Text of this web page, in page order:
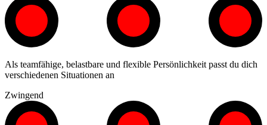
Als teamfähige, belastbare und flexible Persönlichkeit passt du dich
verschiedenen Situationen an
Zwingend